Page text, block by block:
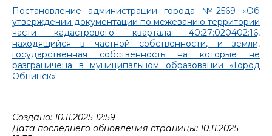
Постановление администрации города №2569 «Об
утверждении документации по межеванию территории
части кадастрового квартала 40:27:020402:16,
находящийся в частной собственности, и земли,
государственная собственность на которые не
разграничена в муниципальном образовании «Город
Обнинск»
Создано: 10.11.2025 12:59
Дата последнего обновления страницы: 10.11.2025